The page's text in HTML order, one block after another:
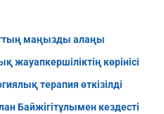
маңызды алаңы
көрінісі
терапия өткізілді
Байжігітұлымен кездесті